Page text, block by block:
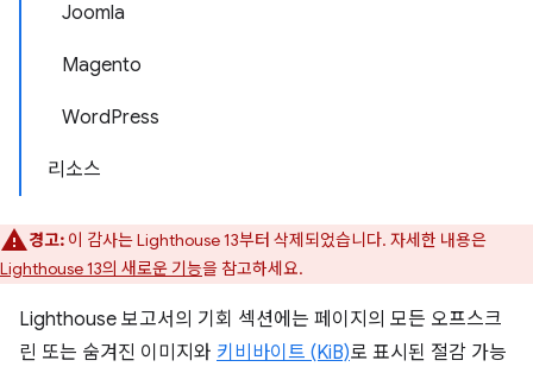
Joomla
Magento
WordPress
리소스
경고: 이 감사는 Lighthouse 13부터 삭제되었습니다. 자세한 내용은
Lighthouse 13의 새로운 기능을 참고하세요.
Lighthouse 보고서의 기회 섹션에는 페이지의 모든 오프스크
린 또는 숨겨진 이미지와 키비바이트 (KiB)로 표시된 절감 가능